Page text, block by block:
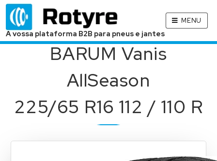
A vossa plataforma B2B para pneus e jantes
MENU
BARUM Vanis
AllSeason
225/65 R16 112 / 110 R